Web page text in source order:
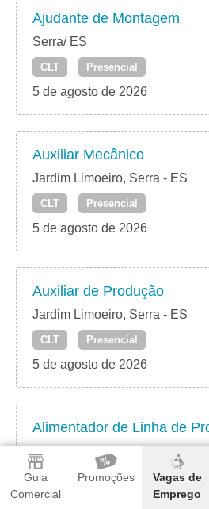
Guia
Comercial
Promoções
Vagas de
Emprego
Ajudante de Montagem
Serra/ ES
CLT Presencial
5 de agosto de 2026
Auxiliar Mecânico
Jardim Limoeiro, Serra - ES
CLT Presencial
5 de agosto de 2026
Auxiliar de Produção
Jardim Limoeiro, Serra - ES
CLT Presencial
5 de agosto de 2026
Alimentador de Linha de
Jardim Limoeiro, Serra - ES
CLT Presencial
5 de agosto de 2026